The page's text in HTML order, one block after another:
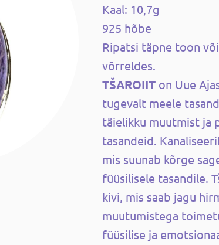
Kaal: 10,7g
925 hõbe
Ripatsi täpne toon
võrreldes.
TŠAROIIT on Uue
tugevalt meele
täielikku muutmist ja
tasandeid.
mis suunab kõrge
füüsilisele tasandile.
kivi, mis saab jagu
muutumistega
füüsilise ja